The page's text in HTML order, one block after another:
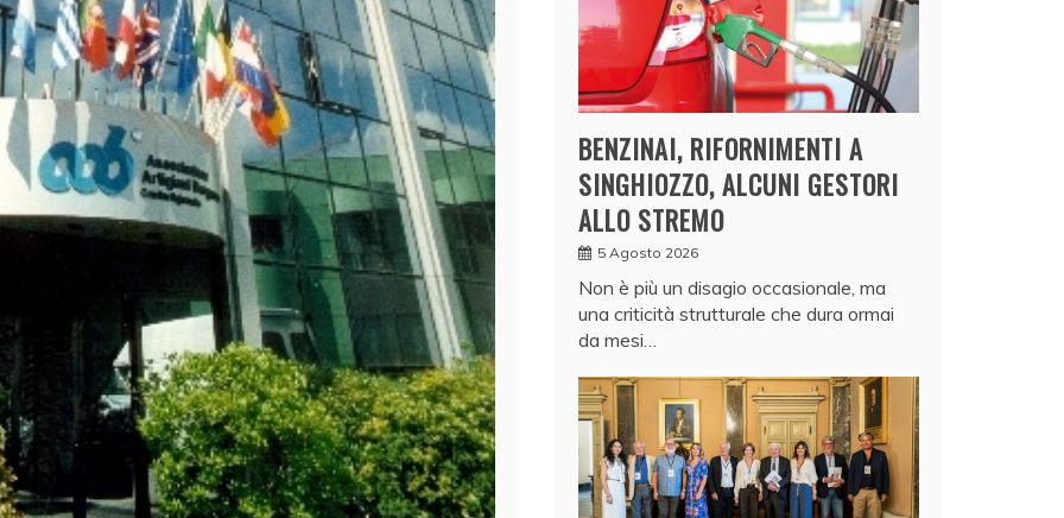
BENZINAI, RIFORNIMENTI A
SINGHIOZZO, ALCUNI GESTORI
ALLO STREMO
5 Agosto 2026
Non è più un disagio occasionale, ma
una criticità strutturale che dura ormai
da mesi…